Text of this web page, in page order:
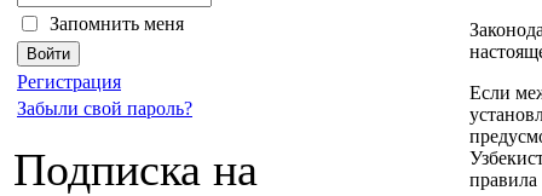
Запомнить меня
Регистрация
Забыли свой пароль?
Подписка на
Если